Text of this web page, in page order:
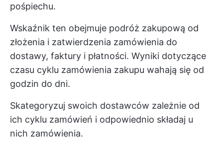
pośpiechu.
Wskaźnik ten obejmuje podróż zakupową od
złożenia i zatwierdzenia zamówienia do
dostawy, faktury i płatności. Wyniki dotyczące
czasu cyklu zamówienia zakupu wahają się od
godzin do dni.
Skategoryzuj swoich dostawców zależnie od
ich cyklu zamówień i odpowiednio składaj u
nich zamówienia.